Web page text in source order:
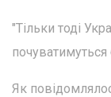
"Тільки тоді
почуватимуться
Як